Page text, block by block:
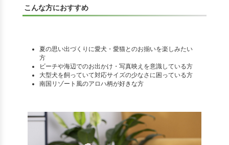
こんな方におすすめ
夏の思い出づくりに愛犬・愛猫とのお揃いを楽しみたい
方
ビーチや海辺でのお出かけ・写真映えを意識している方
大型犬を飼っていて対応サイズの少なさに困っている方
南国リゾート風のアロハ柄が好きな方